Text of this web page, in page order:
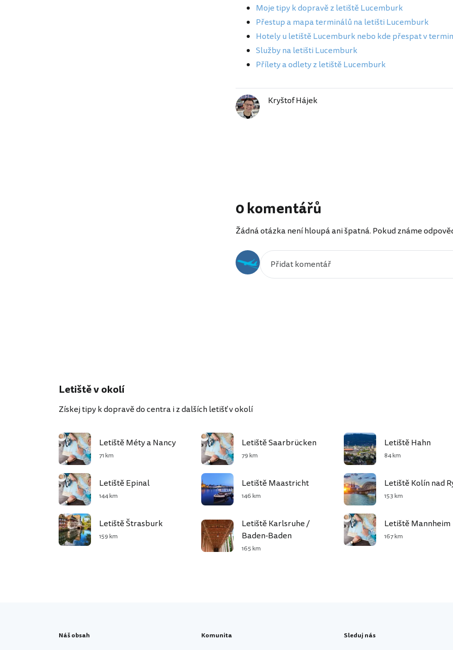
Moje tipy k dopravě z letiště Lucemburk
Přestup a mapa terminálů na letišti Lucemburk
Hotely u letiště Lucemburk nebo kde přespat v
Služby na letišti Lucemburk
Přílety a odlety z letiště Lucemburk
Kryštof Hájek
0 komentářů
Žádná otázka není hloupá ani špatná. Pokud známe
Letiště v okolí
Získej tipy k dopravě do centra i z dalších letišť v okolí
Letiště Méty a Nancy
71 km
Letiště Saarbrücken
79 km
Letiště Hahn
84 km
Letiště Epinal
144 km
Letiště Maastricht
146 km
Letiště Kolín nad
153 km
Letiště Štrasburk
159 km
Letiště Karlsruhe /
Baden-Baden
165 km
Letiště Mannheim
167 km
Náš obsah Komunita Sleduj nás